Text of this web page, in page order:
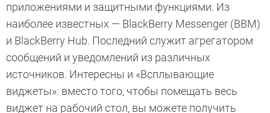
приложениями и защитными функциями. Из
наиболее известных — BlackBerry Messenger (BBM)
и BlackBerry Hub. Последний служит агрегатором
сообщений и уведомлений из различных
источников. Интересны и «Всплывающие
виджеты»: вместо того, чтобы помещать весь
виджет на рабочий стол, вы можете получить